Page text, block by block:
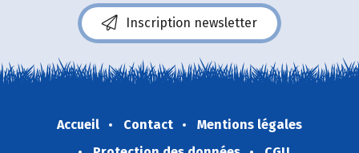
Inscription newsletter
Accueil Contact
Mentions légales